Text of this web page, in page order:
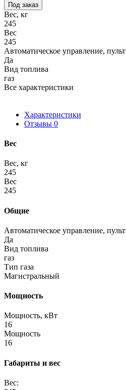
Под заказ
Вес, кг
245
Вес
245
Автоматическое управление, пульт
Да
Вид топлива
газ
Все характеристики
Характеристики
Отзывы 0
Вес
Вес, кг
245
Вес
245
Общие
Автоматическое управление, пульт
Да
Вид топлива
газ
Тип газа
Магистральный
Мощность
Мощность, кВт
16
Мощность
16
Габариты и вес
Вес: